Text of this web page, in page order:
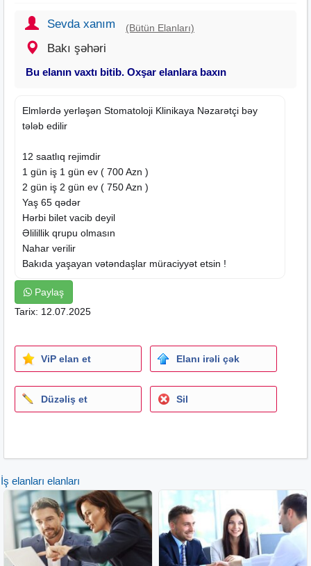
Sevda xanım (Bütün Elanları)
Bakı şəhəri
Bu elanın vaxtı bitib. Oxşar elanlara baxın
Elmlərdə yerləşən Stomatoloji Klinikaya Nəzarətçi bəy
tələb edilir
12 saatlıq rejimdir
1 gün iş 1 gün ev ( 700 Azn )
2 gün iş 2 gün ev ( 750 Azn )
Yaş 65 qədər
Hərbi bilet vacib deyil
Əlilillik qrupu olmasın
Nahar verilir
Bakıda yaşayan vətəndaşlar müraciyyət etsin !
Paylaş
Tarix: 12.07.2025
ViP elan et Elanı irəli çək
Düzəliş et Sil
İş elanları elanları